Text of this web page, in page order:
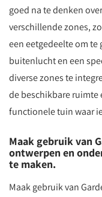
goed na te denken
verschillende zones,
een eetgedeelte om
buitenlucht en een
diverse zones te
de beschikbare ruimte
functionele tuin waar
Maak gebruik van
ontwerpen en
te maken.
Maak gebruik van